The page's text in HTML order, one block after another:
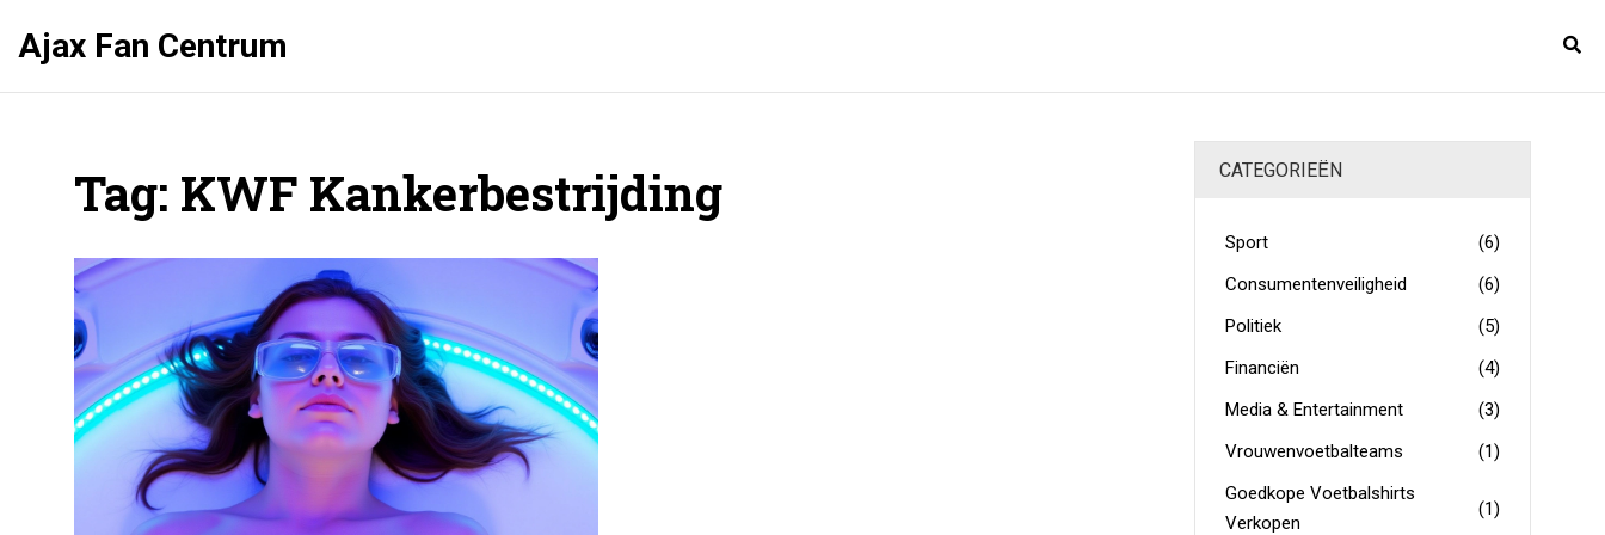
Ajax Fan Centrum
Tag: KWF Kankerbestrijding CATEGORIEËN
Sport
(6)
Consumentenveiligheid
(6)
Politiek
(5)
Financiën
(4)
Media & Entertainment
(3)
Vrouwenvoetbalteams
(1)
Goedkope Voetbalshirts
Verkopen
(1)